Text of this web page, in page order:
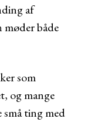
af
møder både
som
og mange
små ting med